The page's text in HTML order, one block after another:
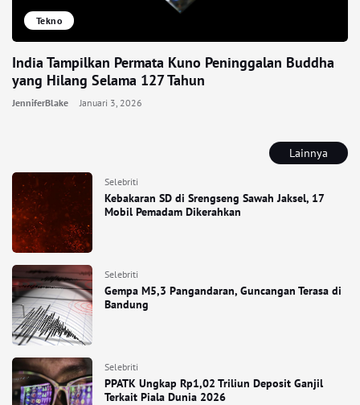
Lainnya
Selebriti
Kebakaran SD di Srengseng Sawah Jaksel, 17
Mobil Pemadam Dikerahkan
Selebriti
Gempa M5,3 Pangandaran, Guncangan Terasa di
Bandung
Selebriti
PPATK Ungkap Rp1,02 Triliun Deposit Ganjil
Terkait Piala Dunia 2026
Tekno
India Tampilkan Permata Kuno Peninggalan Buddha
yang Hilang Selama 127 Tahun
JenniferBlake Januari 3, 2026